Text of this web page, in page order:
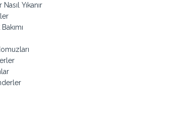
Yıkanır